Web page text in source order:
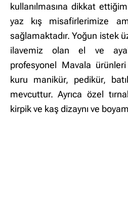
kullanılmasına dikkat
yaz kış misafirlerimize
sağlamaktadır. Yoğun istek
ilavemiz olan el ve
profesyonel Mavala ürünleri
kuru manikür, pedikür,
mevcuttur. Ayrıca özel
kirpik ve kaş dizaynı ve